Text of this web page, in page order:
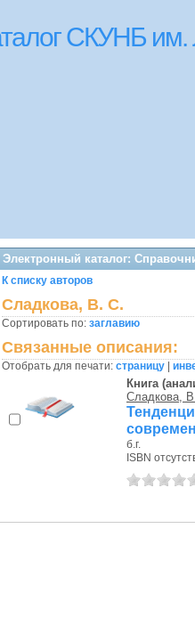
СКУНБ
Электронный каталог:
К списку авторов
Сладкова, В. С.
Сортировать по: заглавию
Связанные описания:
Отобрать для печати: страницу
Книга
Сладкова,
б.г.
ISBN